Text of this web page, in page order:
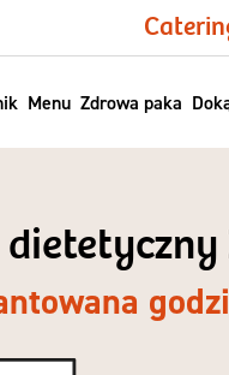
Menu Zdrowa paka